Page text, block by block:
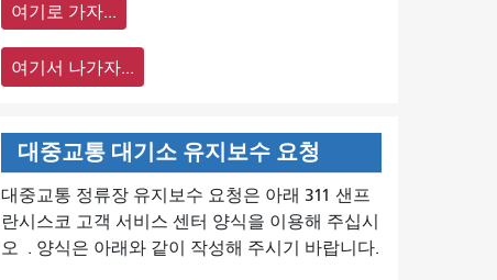
여기로 가자...
여기서 나가자...
대중교통 대기소 유지보수 요청
대중교통 정류장 유지보수 요청은 아래 311 샌프
란시스코 고객 서비스 센터 양식을 이용해 주십시
오 . 양식은 아래와 같이 작성해 주시기 바랍니다.